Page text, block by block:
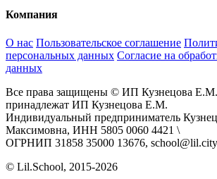
Компания
О нас Пользовательское соглашение
персональных данных Согласие на
данных
Все права защищены © ИП Кузнецова
принадлежат ИП Кузнецова Е.М.
Индивидуальный предприниматель
Максимовна, ИНН 5805 0060 4421 \
ОГРНИП 31858 35000 13676, school@lil.city
© Lil.School, 2015‐2026